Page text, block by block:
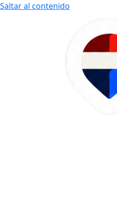
Saltar al contenido